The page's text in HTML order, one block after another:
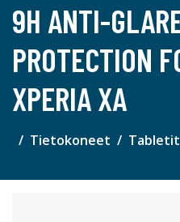
9H ANTI-
PROTECTION
XPERIA XA
Tietokoneet Tabletit